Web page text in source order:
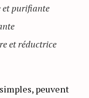
et purifiante
et réductrice
peuvent